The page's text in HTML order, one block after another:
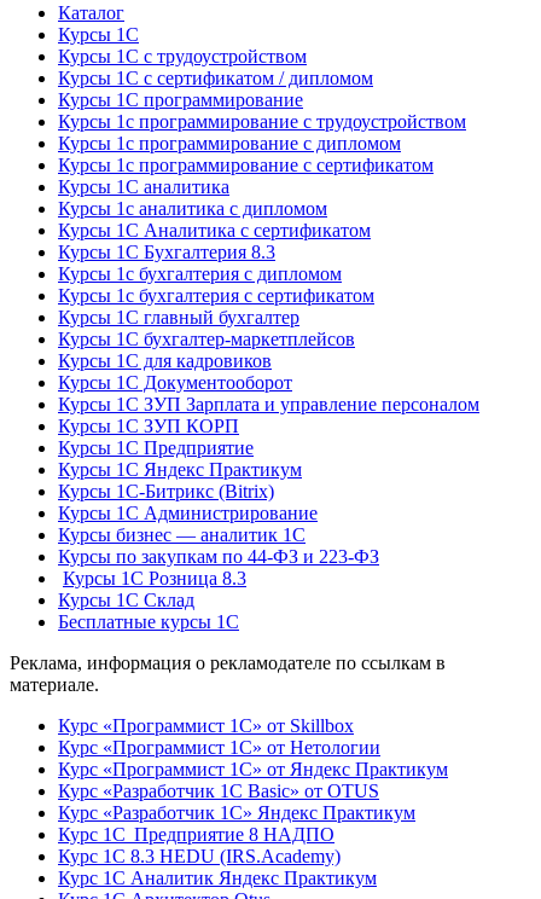
Каталог
Курсы 1С
Курсы 1С с трудоустройством
Курсы 1С с сертификатом / дипломом
Курсы 1С программирование
Курсы 1с программирование с трудоустройством
Курсы 1с программирование с дипломом
Курсы 1с программирование с сертификатом
Курсы 1С аналитика
Курсы 1с аналитика с дипломом
Курсы 1С Аналитика с сертификатом
Курсы 1С Бухгалтерия 8.3
Курсы 1с бухгалтерия с дипломом
Курсы 1с бухгалтерия с сертификатом
Курсы 1С главный бухгалтер
Курсы 1С бухгалтер-маркетплейсов
Курсы 1С для кадровиков
Курсы 1С Документооборот
Курсы 1С ЗУП Зарплата и управление персоналом
Курсы 1С ЗУП КОРП
Курсы 1С Предприятие
Курсы 1С Яндекс Практикум
Курсы 1С-Битрикс (Bitrix)
Курсы 1С Администрирование
Курсы бизнес — аналитик 1С
Курсы по закупкам по 44‑ФЗ и 223‑ФЗ
Курсы 1С Розница 8.3
Курсы 1С Склад
Бесплатные курсы 1С
Реклама, информация о рекламодателе по ссылкам в
материале.
Курс «Программист 1С» от Skillbox
Курс «Программист 1С» от Нетологии
Курс «Программист 1С» от Яндекс Практикум
Курс «Разработчик 1С Basic» от OTUS
Курс «Разработчик 1С» Яндекс Практикум
Курс 1С Предприятие 8 НАДПО
Курс 1С 8.3 HEDU (IRS.Academy)
Курс 1С Аналитик Яндекс Практикум